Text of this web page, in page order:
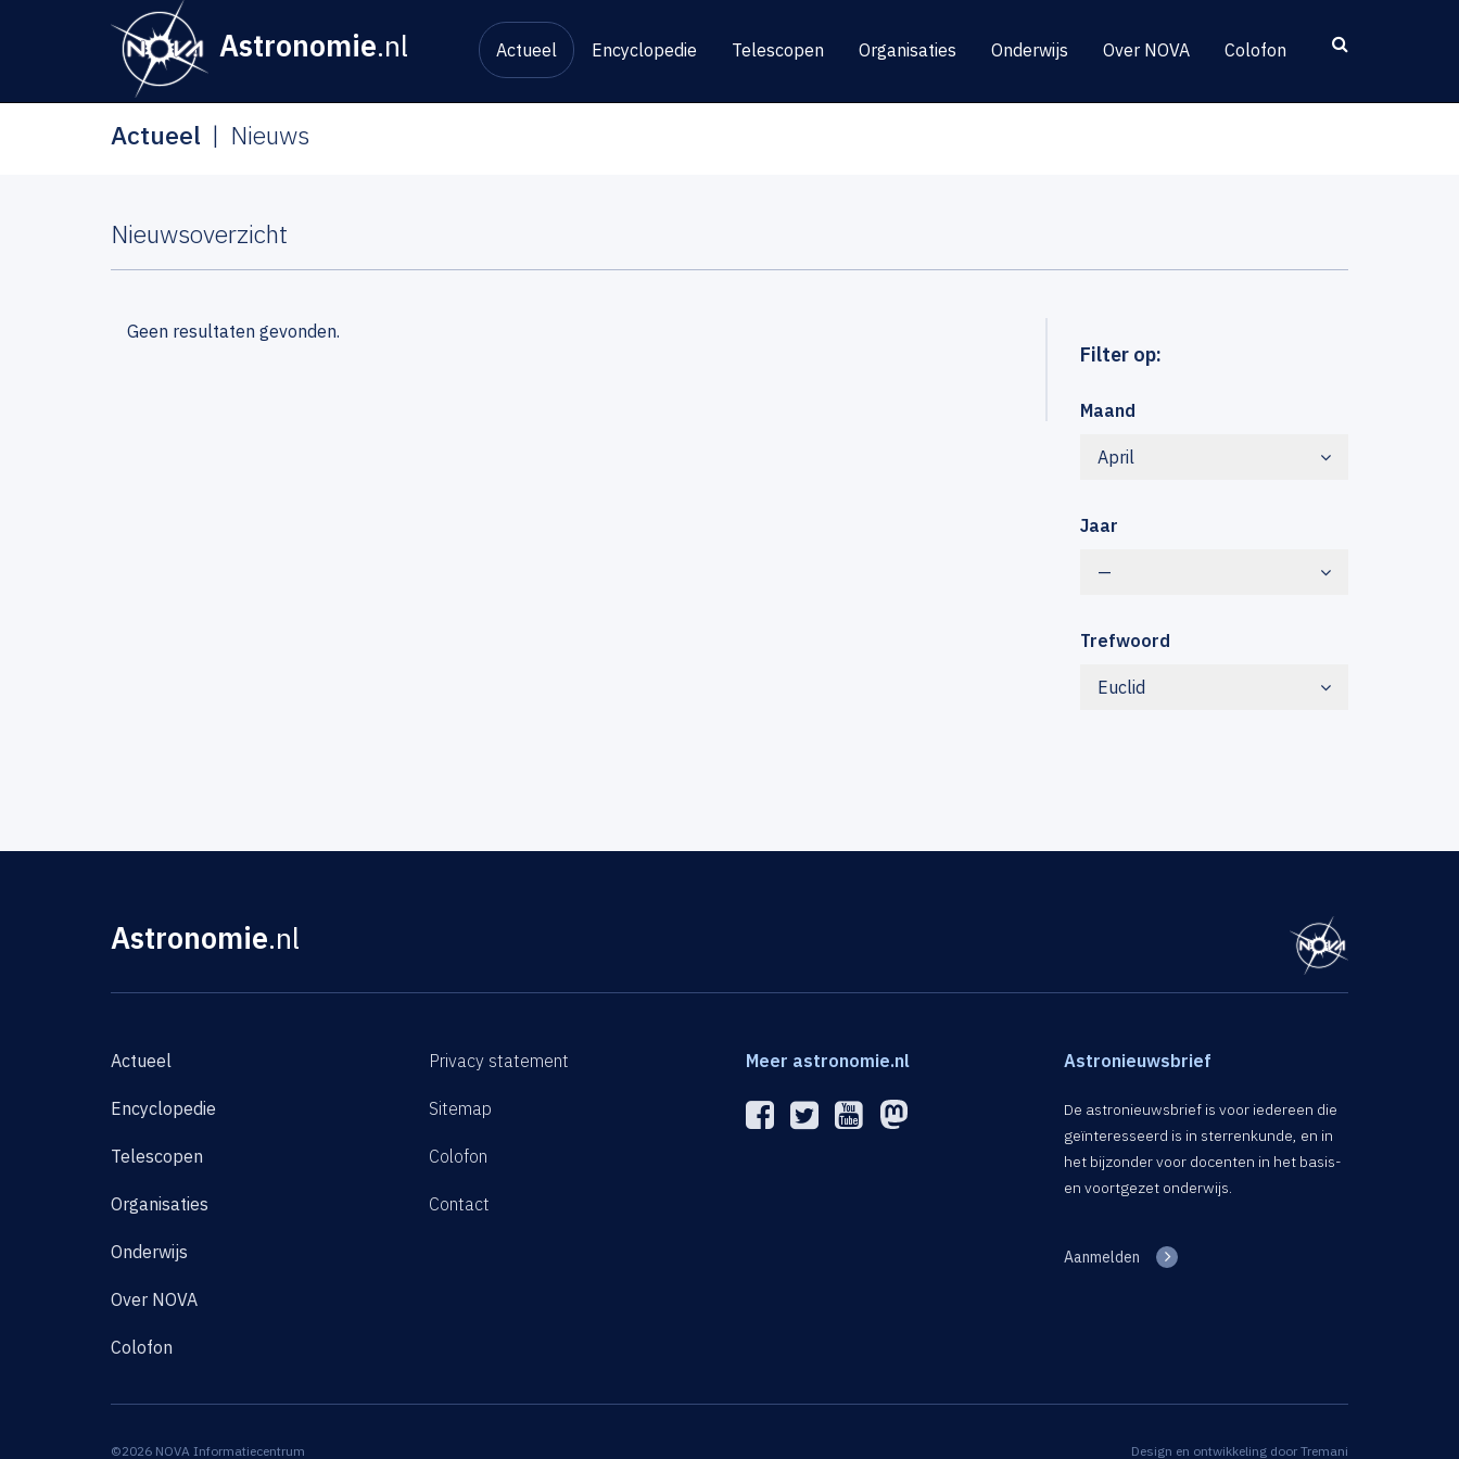
Astronomie.nl Actueel Encyclopedie Telescopen Organisaties Onderwijs Over NOVA Colofon
Actueel Nieuws
Nieuwsoverzicht
Filter op:
Maand
April
Jaar
—
Trefwoord
Euclid
Geen resultaten gevonden.
Astronomie.nl
Actueel
Encyclopedie
Telescopen
Organisaties
Onderwijs
Over NOVA
Colofon
Privacy statement
Sitemap
Colofon
Contact
Meer astronomie.nl Astronieuwsbrief
De astronieuwsbrief is voor iedereen die
geïnteresseerd is in sterrenkunde, en in
het bijzonder voor docenten in het basis-
en voortgezet onderwijs.
Aanmelden
©2026 NOVA Informatiecentrum Design en ontwikkeling door Tremani